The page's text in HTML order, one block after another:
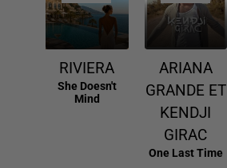
RIVIERA
She Doesn't
Mind
ARIANA
GRANDE ET
KENDJI
GIRAC
One Last Time